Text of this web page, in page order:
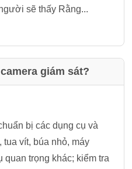
sẽ thấy Rằng...
giám sát?
bị các dụng cụ và
tua vít, búa nhỏ, máy
quan trọng khác; kiểm tra